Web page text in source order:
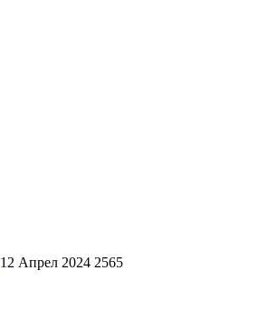
12 Апрел 2024 2565